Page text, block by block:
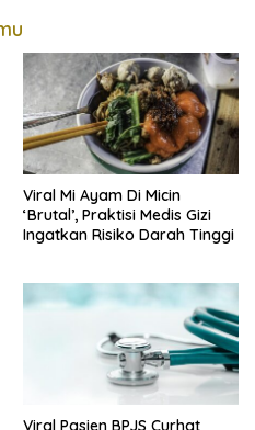
Viral Mi Ayam Di Micin
‘Brutal’, Praktisi Medis Gizi
Ingatkan Risiko Darah Tinggi
Viral Pasien BPJS Curhat